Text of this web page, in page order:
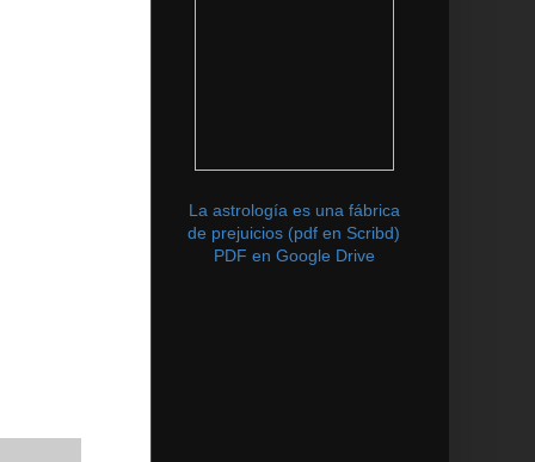
La astrología es una fábrica
de prejuicios (pdf en Scribd)
PDF en Google Drive